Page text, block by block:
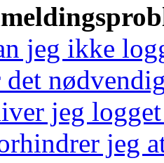
jeg ikke
jeg
jeg